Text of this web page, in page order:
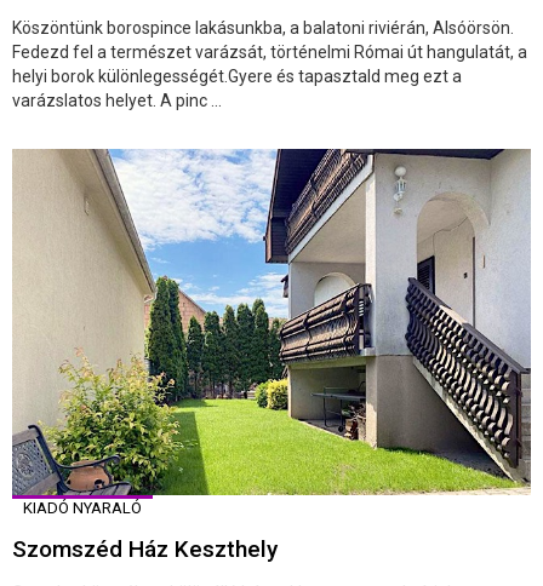
Köszöntünk borospince lakásunkba, a balatoni riviérán, Alsóörsön.
Fedezd fel a természet varázsát, történelmi Római út hangulatát, a
helyi borok különlegességét.Gyere és tapasztald meg ezt a
varázslatos helyet. A pinc ...
KIADÓ NYARALÓ
Szomszéd Ház Keszthely